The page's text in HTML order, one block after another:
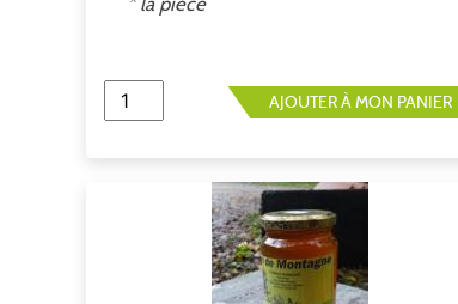
AJOUTER À MON PANIER